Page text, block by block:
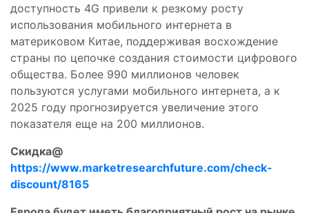
доступность 4G привели к резкому росту
использования мобильного интернета в
материковом Китае, поддерживая восхождение
страны по цепочке создания стоимости цифрового
общества. Более 990 миллионов человек
пользуются услугами мобильного интернета, а к
2025 году прогнозируется увеличение этого
показателя еще на 200 миллионов.
Скидка@
https://www.marketresearchfuture.com/check-
discount/8165